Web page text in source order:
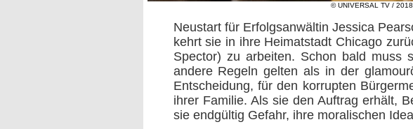
© UNIVERSAL TV /
Neustart für Erfolgsanwältin Jessica
kehrt sie in ihre Heimatstadt Chicago
Spector) zu arbeiten. Schon bald muss
andere Regeln gelten als in der
Entscheidung, für den korrupten
ihrer Familie. Als sie den Auftrag erhält,
sie endgültig Gefahr, ihre moralischen